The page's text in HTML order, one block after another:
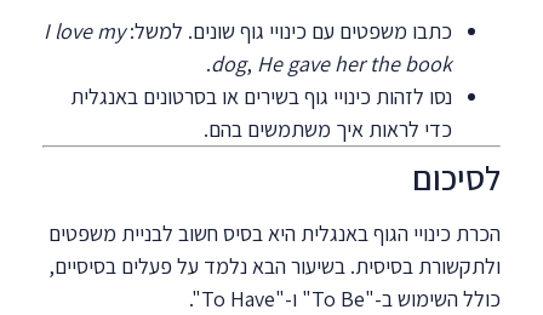
כתבו משפטים עם כינויי גוף שונים. למשל:I love my
dog, He gave her the book
.
נסו לזהות כינויי גוף בשירים או בסרטונים באנגלית
כדי לראות איך משתמשים בהם.
לסיכום
הכרת כינויי הגוף באנגלית היא בסיס חשוב לבניית משפטים
ולתקשורת בסיסית. בשיעור הבא נלמד על פעלים בסיסיים,
כולל השימוש ב-"To Be" ו-"To Have".